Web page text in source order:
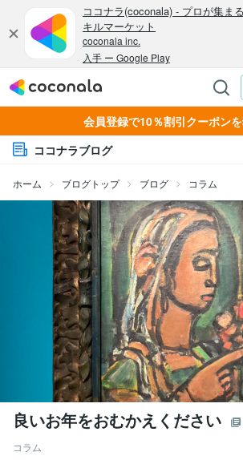
会員登録で10％割引クーポンを
ココナラブログ
ホーム ブログトップ ブログ コラム
良いお年をおむかえください
コラム